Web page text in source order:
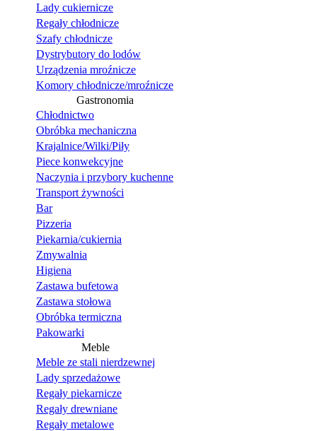
Lady cukiernicze
Regały chłodnicze
Szafy chłodnicze
Dystrybutory do lodów
Urządzenia mroźnicze
Komory chłodnicze/mroźnicze
Gastronomia
Chłodnictwo
Obróbka mechaniczna
Krajalnice/Wilki/Piły
Piece konwekcyjne
Naczynia i przybory kuchenne
Transport żywności
Bar
Pizzeria
Piekarnia/cukiernia
Zmywalnia
Higiena
Zastawa bufetowa
Zastawa stołowa
Obróbka termiczna
Pakowarki
Meble
Meble ze stali nierdzewnej
Lady sprzedażowe
Regały piekarnicze
Regały drewniane
Regały metalowe